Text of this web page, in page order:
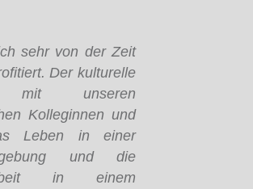
sehr von der Zeit
Der kulturelle
mit unseren
Kolleginnen und
Leben in einer
und die
in einem